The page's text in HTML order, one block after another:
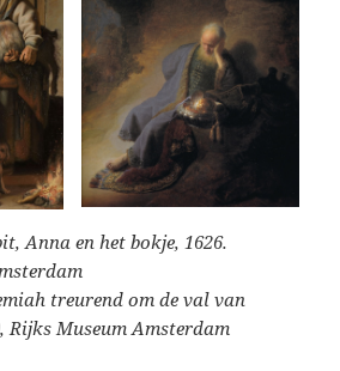
Anna en het bokje, 1626.
treurend om de val van
Rijks Museum Amsterdam